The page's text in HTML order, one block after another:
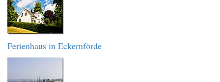
Ferienhaus in Eckernförde